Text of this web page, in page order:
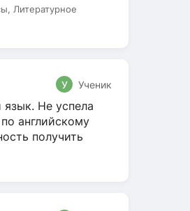
Литературное
У Ученик
Не успела
английскому
получить